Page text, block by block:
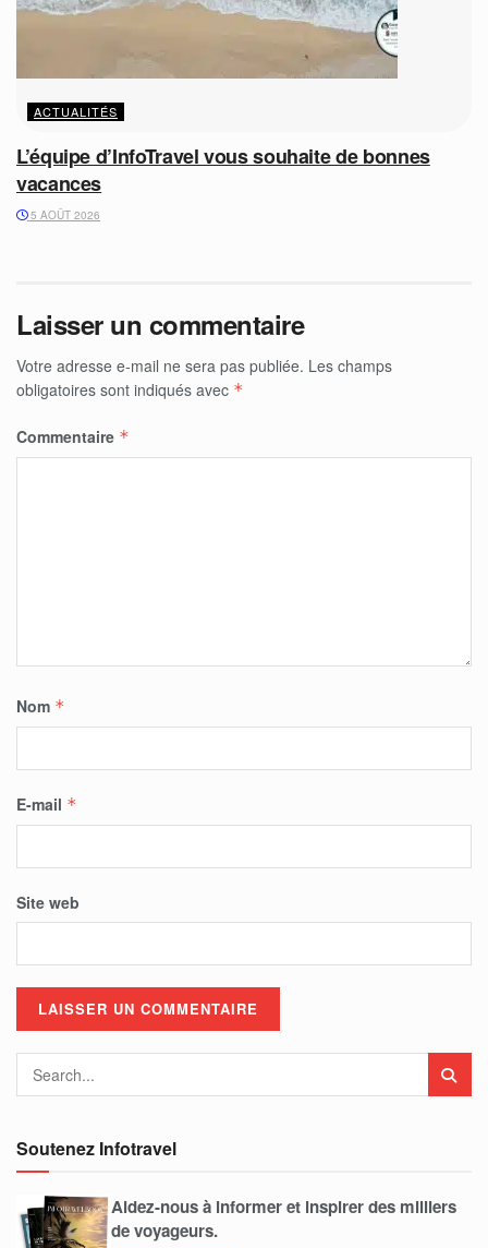
ACTUALITÉS
L’équipe d’InfoTravel vous souhaite de bonnes
vacances
5 AOÛT 2026
Laisser un commentaire
Votre adresse e-mail ne sera pas publiée. Les champs
obligatoires sont indiqués avec *
Commentaire *
Nom *
E-mail *
Site web
Soutenez Infotravel
Aidez-nous à informer et inspirer des milliers
de voyageurs.